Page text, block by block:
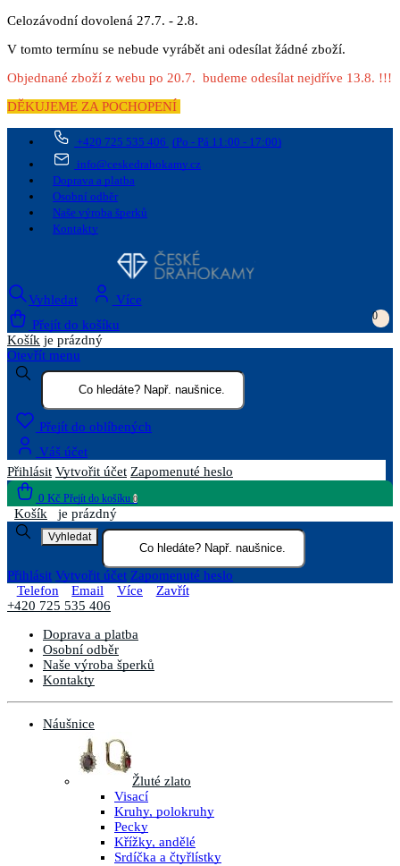
Celozávodní dovolená 27.7. - 2.8.
V tomto termínu se nebude vyrábět ani odesílat žádné zboží.
Objednané zboží z webu po 20.7. budeme odesílat nejdříve 13.8. !!!
DĚKUJEME ZA POCHOPENÍ
+420 725 535 406 (Po - Pá 11:00 - 17:00)
info@ceskedrahokamy.cz
Doprava a platba
Osobní odběr
Naše výroba šperků
Kontakty
Vyhledat
Více
Přejít do košíku
0
Košík je prázdný
Otevřít menu
Přejít do oblíbených
Váš účet
Přihlásit Vytvořit účet Zapomenuté heslo
0 Kč Přejít do košíku 0
Košík je prázdný
Vyhledat
Přihlásit Vytvořit účet Zapomenuté heslo
Telefon
Email Více
Zavřít
+420 725 535 406
Doprava a platba
Osobní odběr
Naše výroba šperků
Kontakty
Náušnice
Žluté zlato
Visací
Kruhy, polokruhy
Pecky
Křížky, andělé
Srdíčka a čtyřlístky